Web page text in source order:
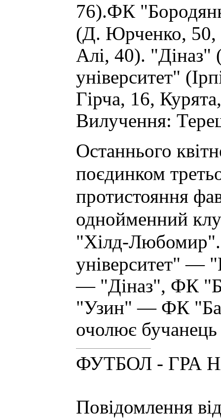
76).ФК
(Д. Юрченко, 50,
Алі, 40).
університет"
Гірча, 16,
Вилучення:
Останнього
поєдинком
протистояння
однойменний
"Хілд-Любомир".
університет" —
— "Діназ", ФК
"Узин" — ФК
очолює
ФУТБОЛ - ГРА
Повідомлення